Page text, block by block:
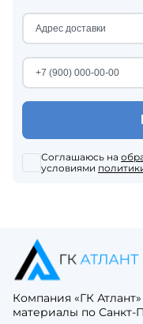
Соглашаюсь на
условиями
Компания «ГК
материалы по Санкт-